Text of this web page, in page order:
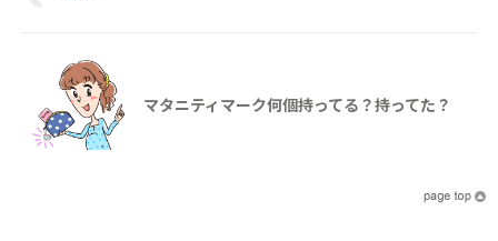
マタニティマーク何個持ってる？持ってた？